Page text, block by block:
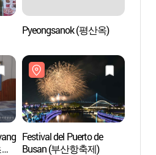
Pyeongsanok (평산옥)
Festival del Puerto de
Busan (부산항축제)